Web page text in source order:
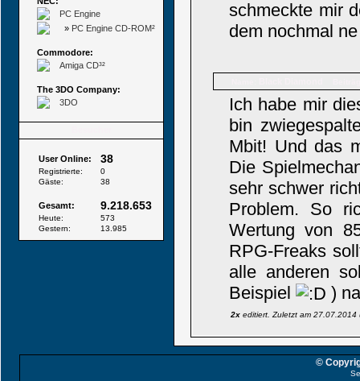
PC Engine
» PC Engine CD-ROM²
Commodore:
Amiga CD³²
The 3DO Company:
3DO
User Online: 38
Registrierte:
0
Gäste:
38
Gesamt: 9.218.653
Heute:
573
Gestern:
13.985
schmeckte mir
dem nochmal
Ich habe mir
bin
Mbit! Und das
Die
sehr schwer
Problem. So
Wertung von
RPG-Freaks
alle anderen
Beispiel
)
2x editiert. Zuletzt am 27.07.2014
©